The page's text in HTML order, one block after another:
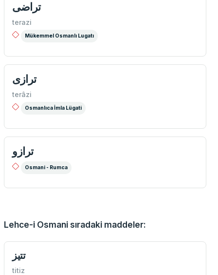
تراضی
terazi
Mükemmel Osmanlı Lugatı
ترازی
terâzi
Osmanlıca İmla Lügati
ترازو
Osmani - Rumca
Lehce-i Osmani sıradaki maddeler:
تتیز
titiz